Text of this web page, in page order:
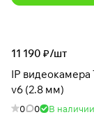
11 190 ₽/шт
IP видеокамера
v6 (2.8 мм)
0 0 В наличии